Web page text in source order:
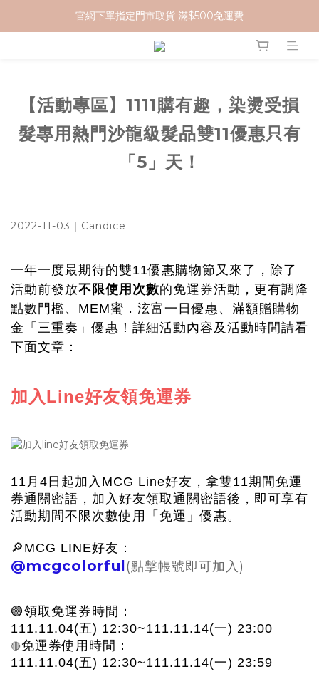
加入 MCG 會員｜即贈 $100 購物金
官網下單指定門市取貨 滿$500免運費
加入 MCG 會員｜即贈 $100 購物金
【活動專區】1111購有趣，染燙受損
髮專用熱門沙龍級髮品雙11優惠只有
「5」天！
2022-11-03｜Candice
一年一度最期待的雙11優惠購物節又來了，除了
活動前發放不限使用次數的免運券活動，更有調降
點數門檻、MEM蜜．泫富一日優惠、滿額贈購物
金「三重奏」優惠！詳細活動內容及活動時間請看
下面文章：
加入Line好友領免運券
11月4日起加入MCG Line好友，拿雙11期間免運
券通關密語，加入好友領取通關密語後，即可享有
活動期間不限次數使用「免運」優惠。
🔎MCG LINE好友：
@mcgcolorful(點擊帳號即可加入)
🟢領取免運券時間：
111.11.04(五) 12:30~111.11.14(一) 23:00
🔴免運券使用時間：
111.11.04(五) 12:30~111.11.14(一) 23:59